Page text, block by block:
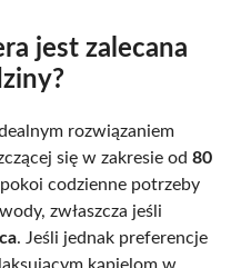
jest zalecana
rozwiązaniem
się w zakresie od 80
codzienne potrzeby
zwłaszcza jeśli
. Jeśli jednak preferencje